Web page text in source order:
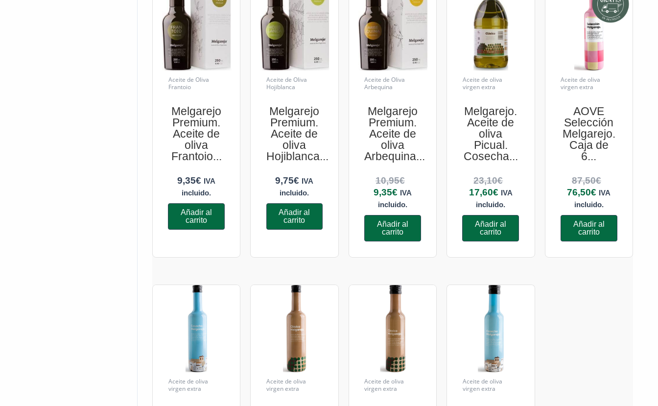
Aceite de Oliva
Frantoio
Melgarejo
Premium.
Aceite de
oliva
Frantoio...
9,35€ IVA
incluido.
Añadir al
carrito
Aceite de Oliva
Hojiblanca
Melgarejo
Premium.
Aceite de
oliva
Hojiblanca...
9,75€ IVA
incluido.
Añadir al
carrito
Aceite de Oliva
Arbequina
Melgarejo
Premium.
Aceite de
oliva
Arbequina...
10,95€
9,35€ IVA
incluido.
Añadir al
carrito
Aceite de oliva
virgen extra
Melgarejo.
Aceite de
oliva
Picual.
Cosecha...
23,10€
17,60€ IVA
incluido.
Añadir al
carrito
Aceite de oliva
virgen extra
AOVE
Selección
Melgarejo.
Caja de
6...
87,50€
76,50€ IVA
incluido.
Añadir al
carrito
Aceite de oliva
virgen extra
Aceite de oliva
virgen extra
Aceite de oliva
virgen extra
Aceite de oliva
virgen extra